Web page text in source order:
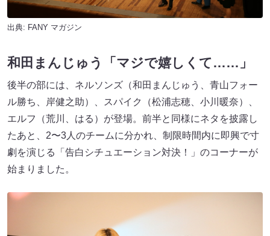
出典: FANY マガジン
和田まんじゅう「マジで嬉しくて……」
後半の部には、ネルソンズ（和田まんじゅう、青山フォー
ル勝ち、岸健之助）、スパイク（松浦志穂、小川暖奈）、
エルフ（荒川、はる）が登場。前半と同様にネタを披露し
たあと、2〜3人のチームに分かれ、制限時間内に即興で寸
劇を演じる「告白シチュエーション対決！」のコーナーが
始まりました。